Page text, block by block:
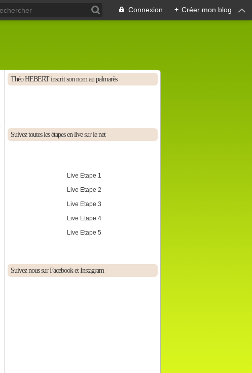
Connexion + Créer mon blog
Théo HEBERT inscrit son nom au palmarès
Suivez toutes les étapes en live sur le net
Live Etape 1
Live Etape 2
Live Etape 3
Live Etape 4
Live Etape 5
Suivez nous sur Facebook et Instagram